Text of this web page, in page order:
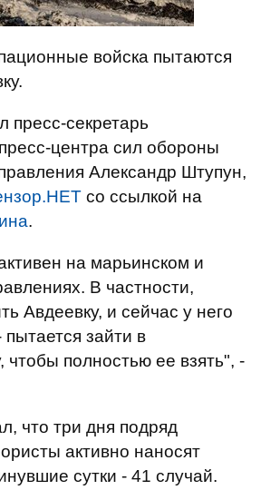
войска пытаются
секретарь
центра сил обороны
Александр Штупун,
со ссылкой на
.
на марьинском и
В частности,
Авдеевку, и сейчас у него
зайти в
чтобы полностью ее взять", -
что три дня подряд
активно наносят
сутки - 41 случай.